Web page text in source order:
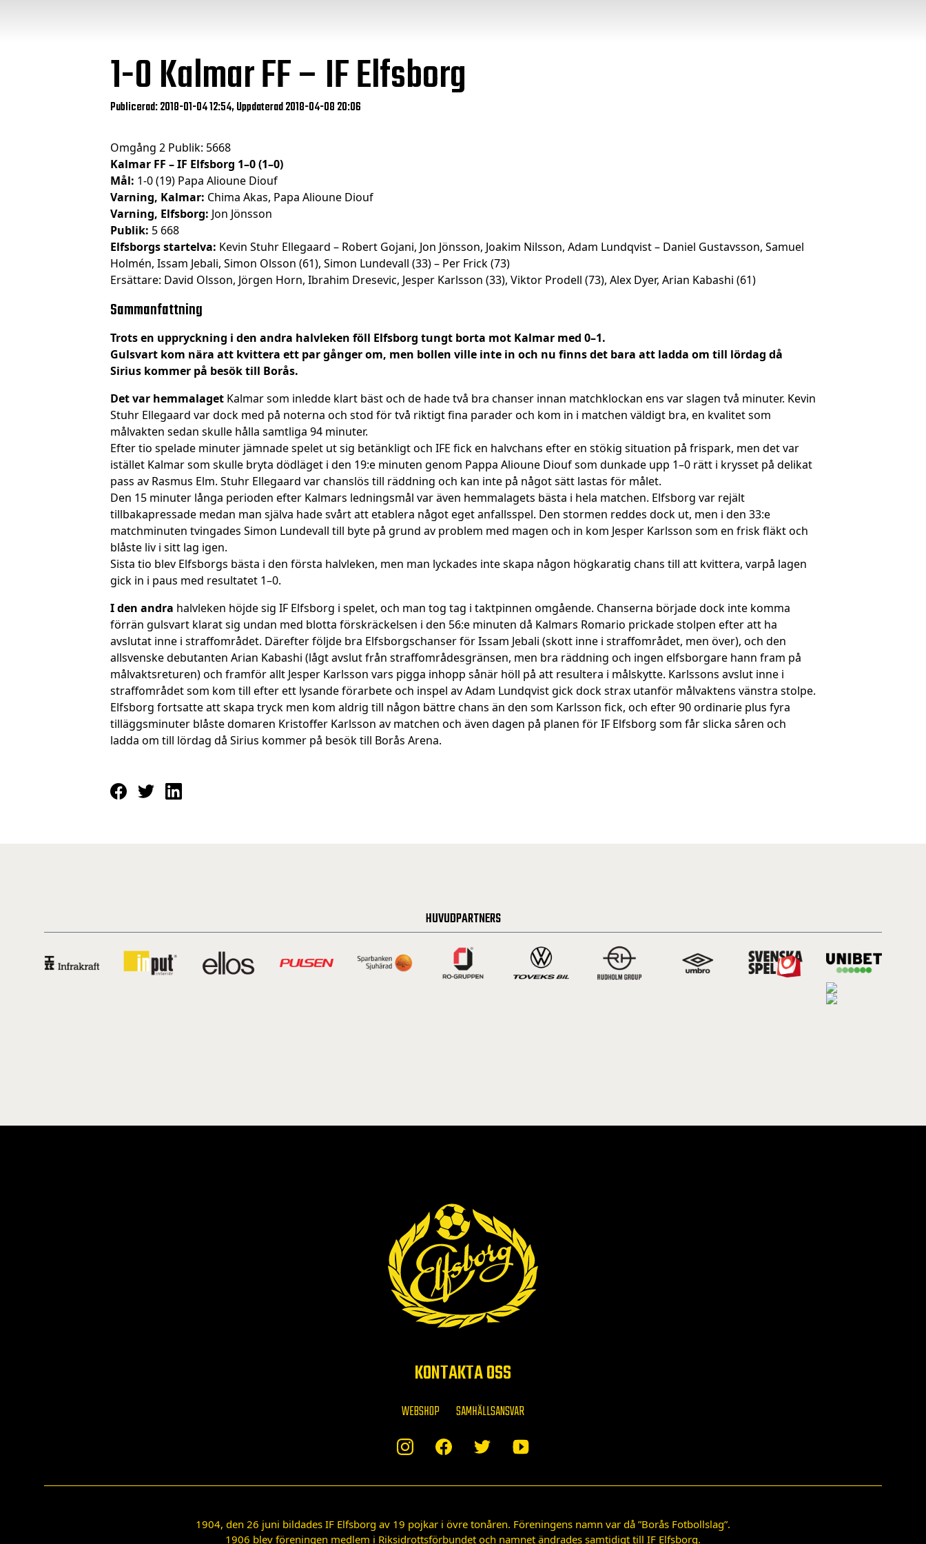
1-0Kalmar FF – IF Elfsborg
Publicerad: 2018-01-04 12:54, Uppdaterad 2018-04-08 20:06
Omgång 2 Publik: 5668
Kalmar FF – IF Elfsborg 1–0 (1–0)
Mål: 1-0 (19) Papa Alioune Diouf
Varning, Kalmar: Chima Akas, Papa Alioune Diouf
Varning, Elfsborg: Jon Jönsson
Publik: 5 668
Elfsborgs startelva: Kevin Stuhr Ellegaard – Robert Gojani, Jon Jönsson, Joakim Nilsson, Adam Lundqvist – Daniel Gustavsson, Samuel
Holmén, Issam Jebali, Simon Olsson (61), Simon Lundevall (33) – Per Frick (73)
Ersättare: David Olsson, Jörgen Horn, Ibrahim Dresevic, Jesper Karlsson (33), Viktor Prodell (73), Alex Dyer, Arian Kabashi (61)
Sammanfattning
Trots en uppryckning i den andra halvleken föll Elfsborg tungt borta mot Kalmar med 0–1.
Gulsvart kom nära att kvittera ett par gånger om, men bollen ville inte in och nu finns det bara att ladda om till lördag då
Sirius kommer på besök till Borås.
Det var hemmalaget Kalmar som inledde klart bäst och de hade två bra chanser innan matchklockan ens var slagen två minuter. Kevin
Stuhr Ellegaard var dock med på noterna och stod för två riktigt fina parader och kom in i matchen väldigt bra, en kvalitet som
målvakten sedan skulle hålla samtliga 94 minuter.
Efter tio spelade minuter jämnade spelet ut sig betänkligt och IFE fick en halvchans efter en stökig situation på frispark, men det var
istället Kalmar som skulle bryta dödläget i den 19:e minuten genom Pappa Alioune Diouf som dunkade upp 1–0 rätt i krysset på delikat
pass av Rasmus Elm. Stuhr Ellegaard var chanslös till räddning och kan inte på något sätt lastas för målet.
Den 15 minuter långa perioden efter Kalmars ledningsmål var även hemmalagets bästa i hela matchen. Elfsborg var rejält
tillbakapressade medan man själva hade svårt att etablera något eget anfallsspel. Den stormen reddes dock ut, men i den 33:e
matchminuten tvingades Simon Lundevall till byte på grund av problem med magen och in kom Jesper Karlsson som en frisk fläkt och
blåste liv i sitt lag igen.
Sista tio blev Elfsborgs bästa i den första halvleken, men man lyckades inte skapa någon högkaratig chans till att kvittera, varpå lagen
gick in i paus med resultatet 1–0.
I den andra halvleken höjde sig IF Elfsborg i spelet, och man tog tag i taktpinnen omgående. Chanserna började dock inte komma
förrän gulsvart klarat sig undan med blotta förskräckelsen i den 56:e minuten då Kalmars Romario prickade stolpen efter att ha
avslutat inne i straffområdet. Därefter följde bra Elfsborgschanser för Issam Jebali (skott inne i straffområdet, men över), och den
allsvenske debutanten Arian Kabashi (lågt avslut från straffområdesgränsen, men bra räddning och ingen elfsborgare hann fram på
målvaktsreturen) och framför allt Jesper Karlsson vars pigga inhopp sånär höll på att resultera i målskytte. Karlssons avslut inne i
straffområdet som kom till efter ett lysande förarbete och inspel av Adam Lundqvist gick dock strax utanför målvaktens vänstra stolpe.
Elfsborg fortsatte att skapa tryck men kom aldrig till någon bättre chans än den som Karlsson fick, och efter 90 ordinarie plus fyra
tilläggsminuter blåste domaren Kristoffer Karlsson av matchen och även dagen på planen för IF Elfsborg som får slicka såren och
ladda om till lördag då Sirius kommer på besök till Borås Arena.
HUVUDPARTNERS
KONTAKTA OSS
WEBSHOP SAMHÄLLSANSVAR
1904, den 26 juni bildades IF Elfsborg av 19 pojkar i övre tonåren. Föreningens namn var då ”Borås Fotbollslag”.
1906 blev föreningen medlem i Riksidrottsförbundet och namnet ändrades samtidigt till IF Elfsborg.